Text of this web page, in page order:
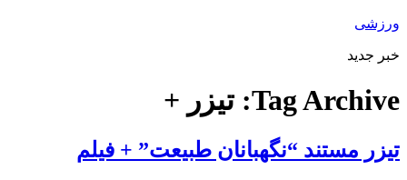
ورزشی
خبر جدید
Tag Archive: تیزر +
تیزر مستند “نگهبانان طبیعت” + فیلم